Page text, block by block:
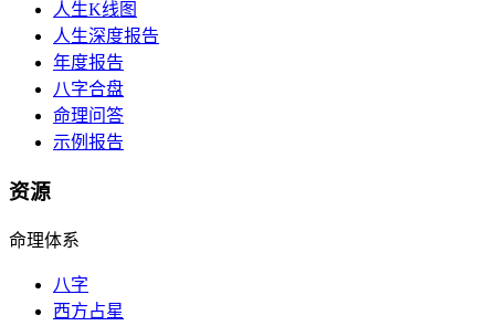
人生K线图
人生深度报告
年度报告
八字合盘
命理问答
示例报告
资源
命理体系
八字
西方占星